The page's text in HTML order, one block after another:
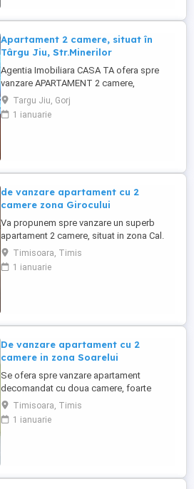
Apartament 2 camere, situat în
Târgu Jiu, Str.Minerilor
Agentia Imobiliara CASA TA ofera spre
vanzare APARTAMENT 2 camere,
decomandat, situat pe Strada Minerilor,
(Zona 9 MAI) Etaj parter/4. Apartamentul
este compus din: 2 camere, baie,
Targu Jiu, Gorj
1 ianuarie
de vanzare apartament cu 2
camere zona Girocului
Va propunem spre vanzare un superb
apartament 2 camere, situat in zona Cal.
Girocului. Apartamentul se afla la parter
inalt si are o suprafata de 54 de mp.
Dispune de centrala proprie prin
Timisoara, Timis
1 ianuarie
De vanzare apartament cu 2
camere in zona Soarelui
Se ofera spre vanzare apartament
decomandat cu doua camere, foarte
spatios, luminos, balcon, complet mobilat
si utilat modern. Imobilul are o suprafata
de 52 mp, dispune de centrala proprie, la
Timisoara, Timis
1 ianuarie